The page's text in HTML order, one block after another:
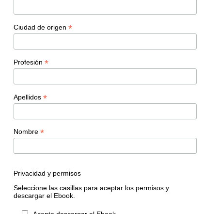
Ciudad de origen *
Profesión *
Apellidos *
Nombre *
Privacidad y permisos
Seleccione las casillas para aceptar los permisos y
descargar el Ebook.